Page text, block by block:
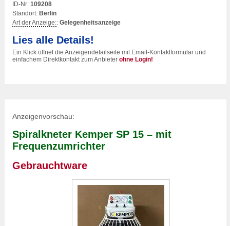
ID-Nr: 109208
Standort: Berlin
Art der Anzeige:: Gelegenheitsanzeige
Lies alle Details!
Ein Klick öffnet die Anzeigendetailseite mit Email-Kontaktformular und
einfachem Direktkontakt zum Anbieter ohne Login!
Anzeigenvorschau:
Spiralkneter Kemper SP 15 – mit
Frequenzumrichter
Gebrauchtware